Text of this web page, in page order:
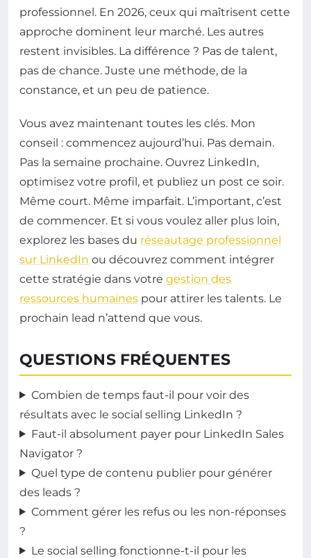
professionnel. En 2026, ceux qui maîtrisent cette
approche dominent leur marché. Les autres
restent invisibles. La différence ? Pas de talent,
pas de chance. Juste une méthode, de la
constance, et un peu de patience.
Vous avez maintenant toutes les clés. Mon
conseil : commencez aujourd’hui. Pas demain.
Pas la semaine prochaine. Ouvrez LinkedIn,
optimisez votre profil, et publiez un post ce soir.
Même court. Même imparfait. L’important, c’est
de commencer. Et si vous voulez aller plus loin,
explorez les bases du réseautage professionnel
sur LinkedIn ou découvrez comment intégrer
cette stratégie dans votre gestion des
ressources humaines pour attirer les talents. Le
prochain lead n’attend que vous.
QUESTIONS FRÉQUENTES
Combien de temps faut-il pour voir des
résultats avec le social selling LinkedIn ?
Faut-il absolument payer pour LinkedIn Sales
Navigator ?
Quel type de contenu publier pour générer
des leads ?
Comment gérer les refus ou les non-réponses
?
Le social selling fonctionne-t-il pour les